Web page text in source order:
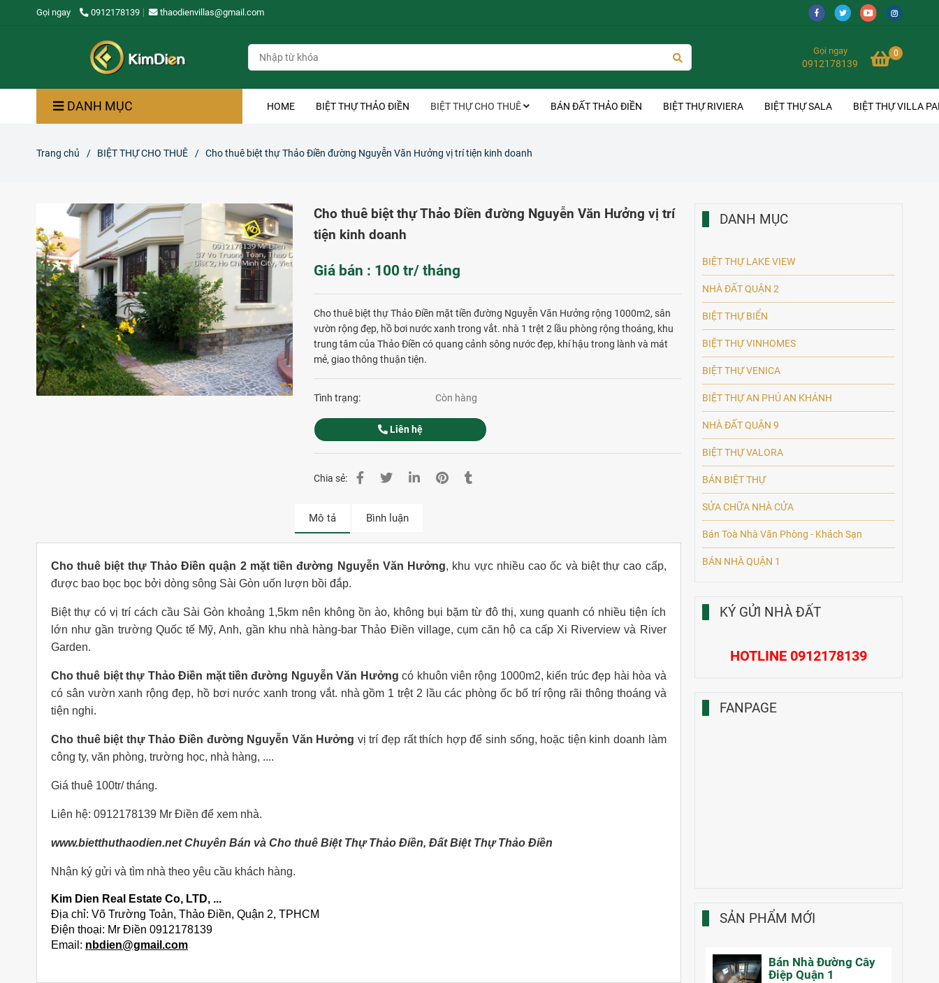
Gọi ngay 0912178139 thaodienvillas@gmail.com
Gọi ngay
0912178139
0
DANH MỤC HOME BIỆT THỰ THẢO ĐIỀN BIỆT THỰ CHO THUÊ BÁN ĐẤT THẢO ĐIỀN BIỆT THỰ RIVIERA BIỆT THỰ SALA BIỆT THỰ VILLA
Trang chủ / BIỆT THỰ CHO THUÊ / Cho thuê biệt thự Thảo Điền đường Nguyễn Văn Hưởng vị trí tiện kinh doanh
Cho thuê biệt thự Thảo Điền đường Nguyễn Văn Hưởng vị trí
tiện kinh doanh
Giá bán : 100 tr/ tháng
Cho thuê biệt thự Thảo Điền mặt tiền đường Nguyễn Văn Hưởng rộng 1000m2, sân
vườn rộng đẹp, hồ bơi nước xanh trong vắt. nhà 1 trệt 2 lầu phòng rộng thoáng, khu
trung tâm của Thảo Điền có quang cảnh sông nước đẹp, khí hậu trong lành và mát
mẻ, giao thông thuận tiện.
Tình trạng: Còn hàng
Liên hệ
Chia sẻ:
Mô tả Bình luận
Cho thuê biệt thự Thảo Điền quận 2 mặt tiền đường Nguyễn Văn Hưởng, khu vực nhiều cao ốc và biệt thự cao cấp,
được bao bọc bọc bởi dòng sông Sài Gòn uốn lượn bồi đắp.
Biệt thự có vị trí cách cầu Sài Gòn khoảng 1,5km nên không ồn ào, không bụi bặm từ đô thị, xung quanh có nhiều tiện ích
lớn như gần trường Quốc tế Mỹ, Anh, gần khu nhà hàng-bar Thảo Điền village, cụm căn hộ ca cấp Xi Riverview và River
Garden.
Cho thuê biệt thự Thảo Điền mặt tiền đường Nguyễn Văn Hưởng có khuôn viên rộng 1000m2, kiến trúc đẹp hài hòa và
có sân vườn xanh rộng đẹp, hồ bơi nước xanh trong vắt. nhà gồm 1 trệt 2 lầu các phòng ốc bố trí rộng rãi thông thoáng và
tiện nghi.
Cho thuê biệt thự Thảo Điền đường Nguyễn Văn Hưởng vị trí đẹp rất thích hợp để sinh sống, hoặc tiện kinh doanh làm
công ty, văn phòng, trường học, nhà hàng, ....
Giá thuê 100tr/ tháng.
Liên hệ: 0912178139 Mr Điền để xem nhà.
www.bietthuthaodien.net Chuyên Bán và Cho thuê Biệt Thự Thảo Điền, Đất Biệt Thự Thảo Điền
Nhận ký gửi và tìm nhà theo yêu cầu khách hàng.
Kim Dien Real Estate Co, LTD, ...
Địa chỉ: Võ Trường Toản, Thảo Điền, Quận 2, TPHCM
Điện thoại: Mr Điền 0912178139
Email: nbdien@gmail.com
DANH MỤC
BIỆT THỰ LAKE VIEW
NHÀ ĐẤT QUẬN 2
BIỆT THỰ BIỂN
BIỆT THỰ VINHOMES
BIỆT THỰ VENICA
BIỆT THỰ AN PHÚ AN KHÁNH
NHÀ ĐẤT QUẬN 9
BIỆT THỰ VALORA
BÁN BIỆT THỰ
SỬA CHỮA NHÀ CỬA
Bán Toà Nhà Văn Phòng - Khách Sạn
BÁN NHÀ QUẬN 1
KÝ GỬI NHÀ ĐẤT
HOTLINE 0912178139
FANPAGE
SẢN PHẨM MỚI
Bán Nhà Đường Cây
Điệp Quận 1